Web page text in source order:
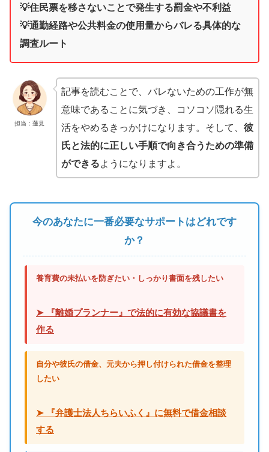
💡住民票を移さないことで発生する罰金や不利益
💡通勤経路や公共料金の使用量からバレる具体的な
調査ルート
担当：蓮見
記事を読むことで、バレないための工作が無
意味であることに気づき、コソコソ隠れる生
活をやめるきっかけになります。そして、 彼
氏と法的に正しい手順で向き合うための準備
ができるようになりますよ。
今のあなたに一番必要なサポートはどれです
か？
養育費の未払いを防ぎたい・しっかり書面を残したい
➤ 『離婚プランナー』で法的に有効な協議書を
作る
自分や彼氏の借金、元夫から押し付けられた借金を整理
したい
➤ 『弁護士法人ちらいふく』に無料で借金相談
する